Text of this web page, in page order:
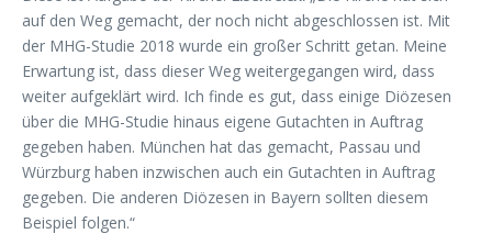
auf den Weg gemacht, der noch nicht abgeschlossen ist. Mit
der MHG-Studie 2018 wurde ein großer Schritt getan. Meine
Erwartung ist, dass dieser Weg weitergegangen wird, dass
weiter aufgeklärt wird. Ich finde es gut, dass einige Diözesen
über die MHG-Studie hinaus eigene Gutachten in Auftrag
gegeben haben. München hat das gemacht, Passau und
Würzburg haben inzwischen auch ein Gutachten in Auftrag
gegeben. Die anderen Diözesen in Bayern sollten diesem
Beispiel folgen.“